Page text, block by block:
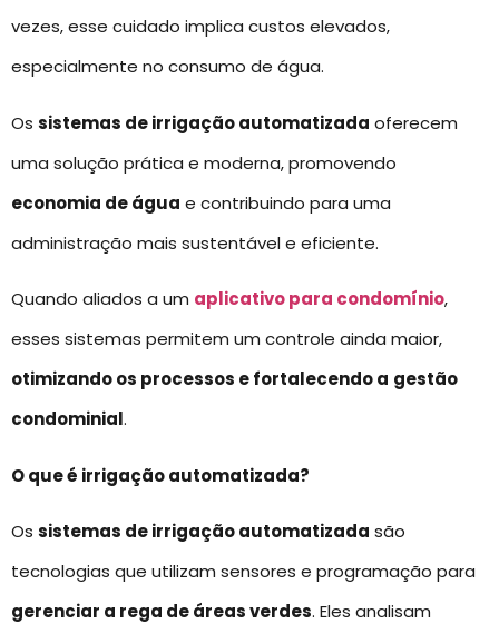
vezes, esse cuidado implica custos elevados,
especialmente no consumo de água.
Os sistemas de irrigação automatizada oferecem
uma solução prática e moderna, promovendo
economia de água e contribuindo para uma
administração mais sustentável e eficiente.
Quando aliados a um aplicativo para condomínio,
esses sistemas permitem um controle ainda maior,
otimizando os processos e fortalecendo a gestão
condominial.
O que é irrigação automatizada?
Os sistemas de irrigação automatizada são
tecnologias que utilizam sensores e programação para
gerenciar a rega de áreas verdes. Eles analisam